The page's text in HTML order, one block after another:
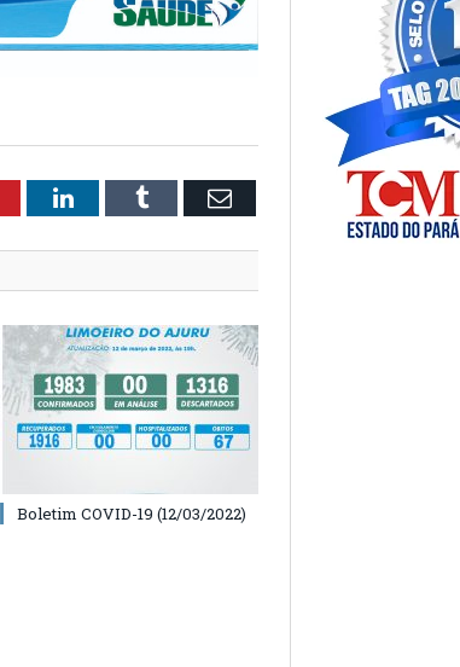
LinkedInTumblr Email
Boletim COVID-19 (12/03/2022)